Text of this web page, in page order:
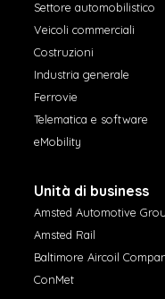
Settore automobilistico
Veicoli commerciali
Costruzioni
Industria generale
Ferrovie
Telematica e software
eMobility
Unità di business
Amsted Automotive
Amsted Rail
Baltimore Aircoil
ConMet